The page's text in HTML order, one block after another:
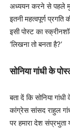
अध्ययन करने से पहले
इतनी महत्वपूर्ण
इसी पोस्ट का
‘लिखना तो बनता है?’
सोनिया गांधी के
बता दें कि सोनिया
कांग्रेस सांसद राहुल
पर हमारा देश संप्रभुता